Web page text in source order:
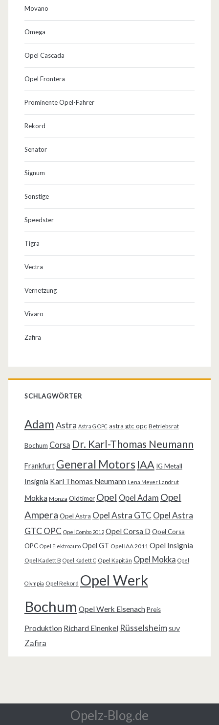
Movano
Omega
Opel Cascada
Opel Frontera
Prominente Opel-Fahrer
Rekord
Senator
Signum
Sonstige
Speedster
Tigra
Vectra
Vernetzung
Vivaro
Zafira
SCHLAGWÖRTER
AdamAstra Astra G OPC astra gtc opc Betriebsrat
Bochum Corsa Dr. Karl-Thomas Neumann
Frankfurt General Motors IAA IG Metall
Insignia Karl Thomas Neumann Lena Meyer Landrut
Mokka Monza Oldtimer Opel Opel Adam Opel
Ampera Opel Astra Opel Astra GTC Opel Astra
GTC OPC Opel Combo 2012 Opel Corsa D Opel Corsa
OPC Opel Elektroauto Opel GT Opel IAA 2011 Opel Insignia
Opel Kadett B Opel Kadett C Opel Kapitän Opel Mokka Opel
Olympia Opel Rekord Opel Werk
Bochum Opel Werk Eisenach Preis
Produktion Richard Einenkel Rüsselsheim SUV
Zafira
Opelz-Blog.de